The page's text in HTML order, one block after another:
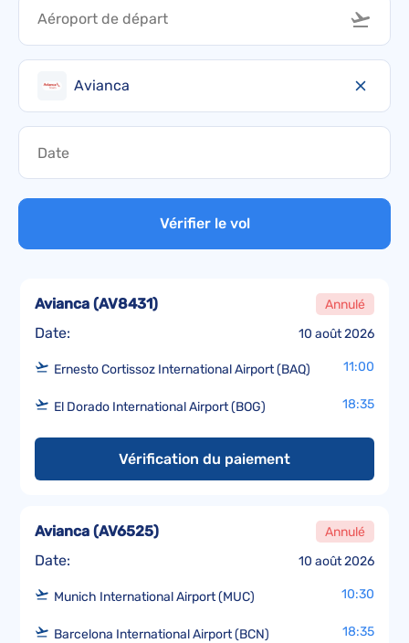
Avianca
Vérifier le vol
Date: 10 août 2026
Avianca (AV8431) Annulé
Ernesto Cortissoz International Airport (BAQ) 11:00
El Dorado International Airport (BOG) 18:35
Vérification du paiement
Date: 10 août 2026
Avianca (AV6525) Annulé
Munich International Airport (MUC) 10:30
Barcelona International Airport (BCN) 18:35